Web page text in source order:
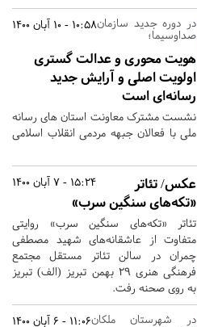
10:58 - 10 آبان 1400در دوره جدید سازمان
صداوسیما؛
هویت محوری و عدالت گستری
اولویت اصلی و آرایش جدید
رسانه‌ای است
نشست مشترک معاونت استان های رسانه
ملی با فعالان جبهه مردمی انقلاب اسلامی
15:24 - 7 آبان 1400
عکس/ تئاتر
«تکه‌های سنگین سرب»
‌تئاتر «تکه‌های سنگین سرب» روایتی
متفاوت از عاشقانه‌های شهید مصطفی
چمران در سالن تئاتر مستقل مجتمع
فرهنگی هنری ۲۹ بهمن تبریز (الف) تبریز
به روی صحنه رفت.
11:06 - 6 آبان 1400در شهرستان ملکان